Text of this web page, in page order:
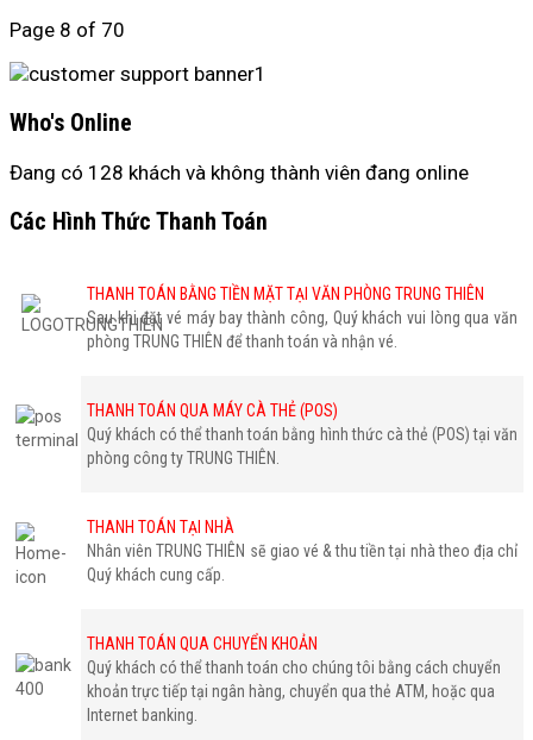
Page 8 of 70
Who's Online
Đang có 128 khách và không thành viên đang online
Các Hình Thức Thanh Toán
THANH TOÁN BẰNG TIỀN MẶT TẠI VĂN PHÒNG TRUNG THIÊN
Sau khi đặt vé máy bay thành công, Quý khách vui lòng qua văn
phòng TRUNG THIÊN để thanh toán và nhận vé.
THANH TOÁN QUA MÁY CÀ THẺ (POS)
Quý khách có thể thanh toán bằng hình thức cà thẻ (POS) tại văn
phòng công ty TRUNG THIÊN.
THANH TOÁN TẠI NHÀ
Nhân viên TRUNG THIÊN sẽ giao vé & thu tiền tại nhà theo địa chỉ
Quý khách cung cấp.
THANH TOÁN QUA CHUYỂN KHOẢN
Quý khách có thể thanh toán cho chúng tôi bằng cách chuyển
khoản trực tiếp tại ngân hàng, chuyển qua thẻ ATM, hoặc qua
Internet banking.